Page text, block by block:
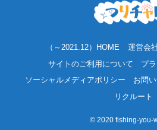
（～2021.12）HOME 運営会
サイトのご利用について
プ
ソーシャルメディアポリシー
お問
リクルート
© 2020 fishing-you-